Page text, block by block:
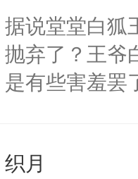
炆对自己始终
最后关头帮赵
据说堂堂白狐
抛弃了？王爷
是有些害羞罢
想，需得寸
织月